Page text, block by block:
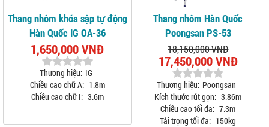
Thang nhôm khóa sập tự động
Hàn Quốc IG OA-36
1,650,000 VNĐ
Thương hiệu: IG
Chiều cao chữ A: 1.8m
Chiều cao chữ I: 3.6m
Thang nhôm Hàn Quốc
Poongsan PS-53
18,150,000 VNĐ
17,450,000 VNĐ
Thương hiệu: Poongsan
Kích thước rút gọn: 3.86m
Chiều cao tối đa: 7.3m
Tải trọng tối đa: 150kg